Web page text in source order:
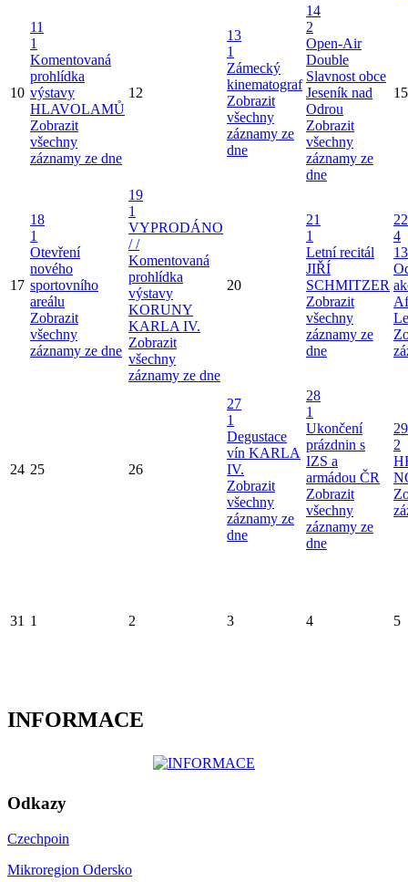
10
11
1
Komentovaná
prohlídka
výstavy
HLAVOLAMŮ
Zobrazit
všechny
záznamy ze dne
12
13
1
Zámecký
kinematograf
Zobrazit
všechny
záznamy ze
dne
14
2
Open-Air
Double
Slavnost obce
Jeseník nad
Odrou
Zobrazit
všechny
záznamy ze
dne
15
17
18
1
Otevření
nového
sportovního
areálu
Zobrazit
všechny
záznamy ze dne
19
1
VYPRODÁNO
/ /
Komentovaná
prohlídka
výstavy
KORUNY
KARLA IV.
Zobrazit
všechny
záznamy ze dne
20
21
1
Letní recitál
JIŘÍ
SCHMITZER
Zobrazit
všechny
záznamy ze
dne
22
4
24 25 26
27
1
Degustace
vín KARLA
IV.
Zobrazit
všechny
záznamy ze
dne
28
1
Ukončení
prázdnin s
IZS a
armádou ČR
Zobrazit
všechny
záznamy ze
dne
29
2
31 1 2 3 4 5
INFORMACE
Odkazy
Czechpoin
Mikroregion Odersko